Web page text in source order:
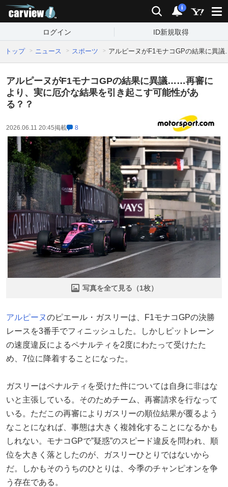
検索 通知
i
ログイン ID新規取得
トップ ニュース スポーツ アルピーヌがF1モナコGPの結果に異
アルピーヌがF1モナコGPの結果に異議……再審に
より、実に厄介な結果を引き起こす可能性があ
る？？
2026.06.11 20:45掲載 8
写真を全て見る（1枚）
アルピーヌのピエール・ガスリーは、F1モナコGPの決勝
レースを3番手でフィニッシュした。しかしピットレーン
の速度違反によるペナルティを2度にわたって受けたた
め、7位に降着することになった。
ガスリーはペナルティを受けた件については自身に非はな
いと主張している。そのためチーム、再審請求を行なって
いる。ただこの再審によりガスリーの順位結果が覆るよう
なことになれば、事態は大きく複雑化することになるかも
しれない。モナコGPで”疑惑”のスピード違反を問われ、順
位を大きく落としたのが、ガスリーひとりではないから
だ。しかもそのうちのひとりは、今季のチャンピオンを争
う存在である。